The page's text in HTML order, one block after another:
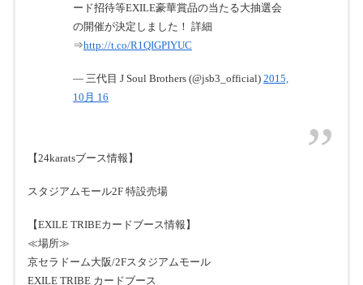
ード招待等EXILE豪華賞品の当たる大抽選会
の開催が決定しました！ 詳細
⇒http://t.co/R1QIGPIYUC
— 三代目 J Soul Brothers (@jsb3_official) 2015,
10月 16
【24karatsブース情報】
スタジアムモール2F 特設売場
【EXILE TRIBEカードブース情報】
≪場所≫
京セラドーム大阪/2Fスタジアムモール
EXILE TRIBE カードブース